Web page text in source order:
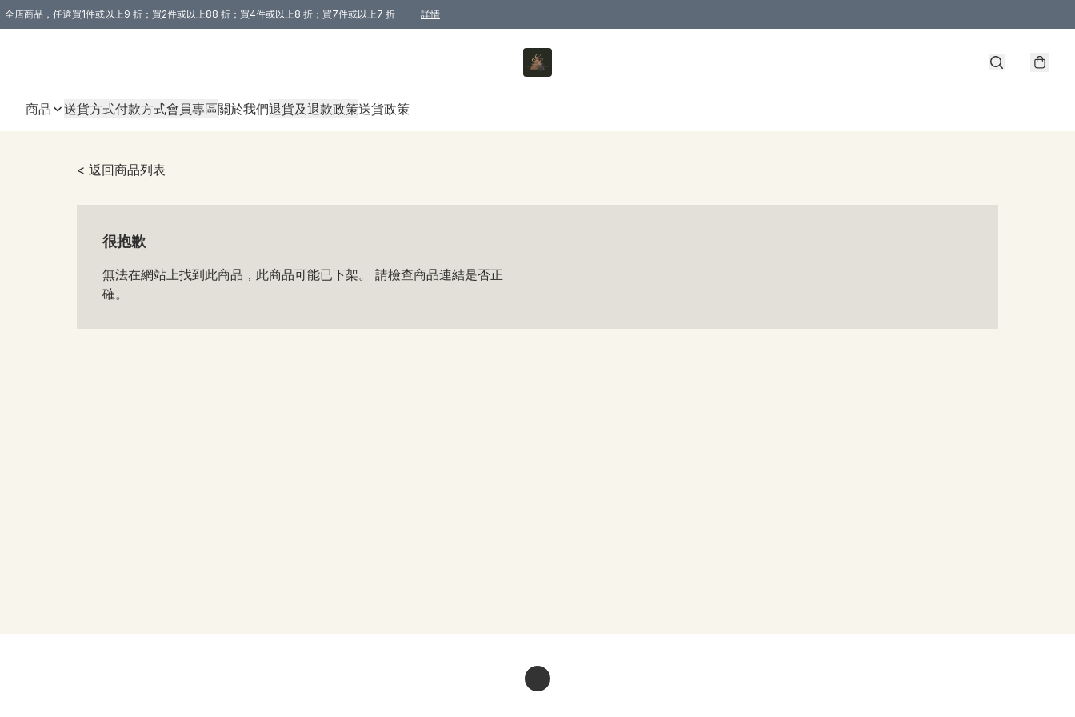
全店商品，任選買1件或以上9 折；買2件或以上88 折；買4件或以上8 折；買7件或以上7 折 詳情
商品 送貨方式付款方式會員專區關於我們退貨及退款政策送貨政策
< 返回商品列表
很抱歉
無法在網站上找到此商品，此商品可能已下架。 請檢查商品連結是否正
確。